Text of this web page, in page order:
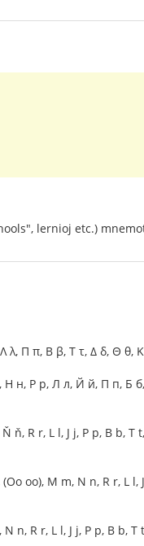
lernioj etc.)
Π π, Β β, Τ τ, Δ δ, Θ θ,
н, Р р, Л л, Й й, П п, Б
R r, L l, J j, P p, B b, T
oo), M m, N n, R r, L l,
R r, L l, J j, P p, B b, T